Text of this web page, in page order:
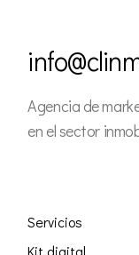
Agencia de
en el sector
Servicios
Kit digital